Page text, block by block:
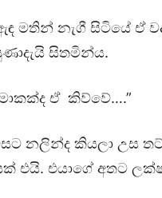
ඇඳ මතින් නැගී සිටියේ ඒ
සිතමින්ය.
ඒ කිව්වේ….”
නලින්ද කියලා උස
එයි. එයාගේ අතට